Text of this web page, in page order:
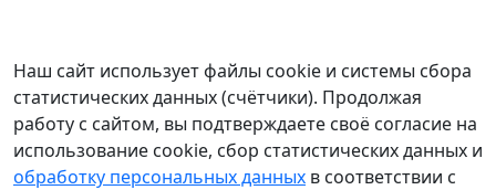
Наш сайт использует файлы cookie и системы сбора
статистических данных (счётчики). Продолжая
работу с сайтом, вы подтверждаете своё согласие на
использование cookie, сбор статистических данных и
обработку персональных данных в соответствии с